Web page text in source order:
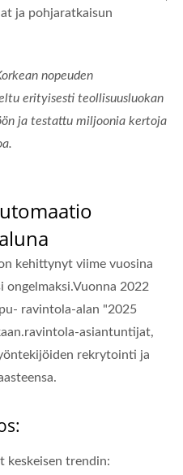
ja pohjaratkaisun
nopeuden
erityisesti teollisuusluokan
ja testattu miljoonia kertoja
kehittynyt viime vuosina
ongelmaksi.Vuonna 2022
ravintola-alan "2025
asiantuntijat,
rekrytointi ja
keskeisen trendin: